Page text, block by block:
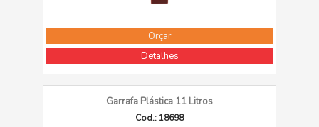
Orçar
Detalhes
Garrafa Plástica 11 Litros
Cod.: 18698